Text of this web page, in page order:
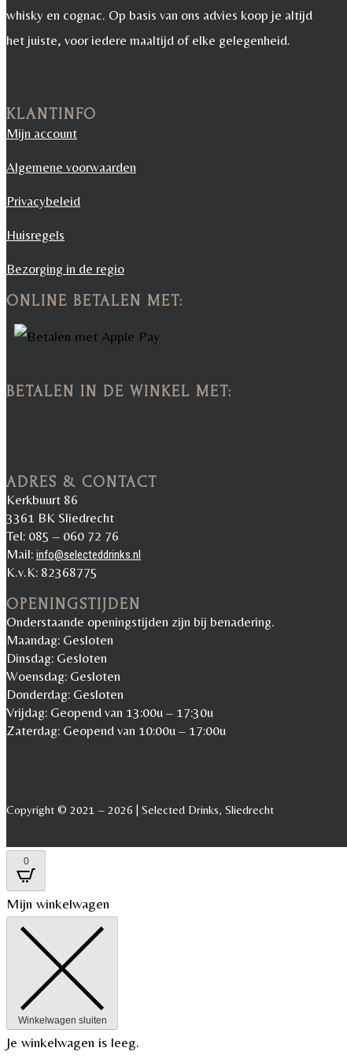
whisky en cognac. Op basis van ons advies koop je altijd
het juiste, voor iedere maaltijd of elke gelegenheid.
KLANTINFO
Mijn account
Algemene voorwaarden
Privacybeleid
Huisregels
Bezorging in de regio
ONLINE BETALEN MET:
BETALEN IN DE WINKEL MET:
ADRES & CONTACT
Kerkbuurt 86
3361 BK Sliedrecht
Tel: 085 – 060 72 76
Mail: info@selecteddrinks.nl
K.v.K: 82368775
OPENINGSTIJDEN
Onderstaande openingstijden zijn bij benadering.
Maandag: Gesloten
Dinsdag: Gesloten
Woensdag: Gesloten
Donderdag: Gesloten
Vrijdag: Geopend van 13:00u – 17:30u
Zaterdag: Geopend van 10:00u – 17:00u
Copyright © 2021 – 2026 | Selected Drinks, Sliedrecht
0
Mijn winkelwagen
Winkelwagen sluiten
Je winkelwagen is leeg.